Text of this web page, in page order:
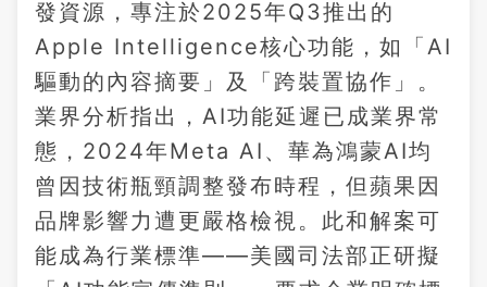
發資源，專注於2025年Q3推出的
Apple Intelligence核心功能，如「AI
驅動的內容摘要」及「跨裝置協作」。
業界分析指出，AI功能延遲已成業界常
態，2024年Meta AI、華為鴻蒙AI均
曾因技術瓶頸調整發布時程，但蘋果因
品牌影響力遭更嚴格檢視。此和解案可
能成為行業標準——美國司法部正研擬